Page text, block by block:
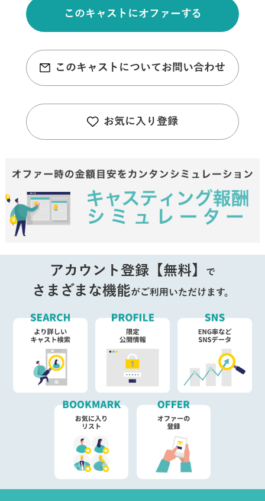
このキャストにオファーする
このキャストについてお問い合わせ
お気に入り登録
アカウント登録【無料】 で
さまざまな機能がご利用いただけます。